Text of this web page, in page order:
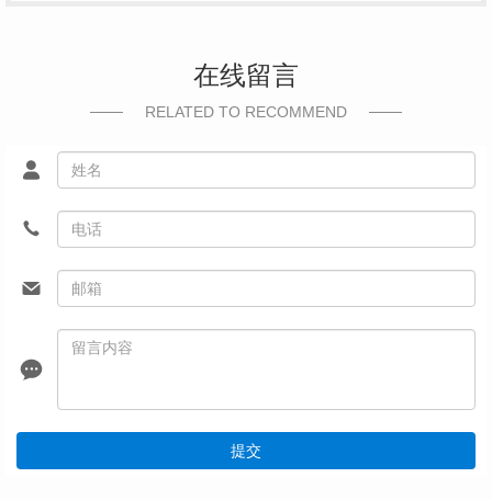
在线留言
RELATED TO RECOMMEND
提交